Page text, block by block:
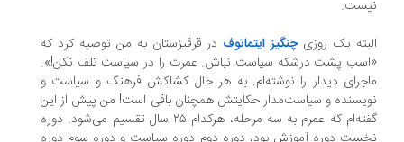
یک روزیچنگیز ایتماتوفدر قرقیزستان به من توصیه کرد که
پشت درشکه سیاست نباش. عمرت را در سیاست تلف نکن!‌».
دیدار را نوشته‌ام. به هر حال کشاکش فرهنگ و سیاست و
و سیاست‌مدار حکایتش همچنان باقی است! من پیش از این
گفته‌ام که عمرم به سه مرحله، هر‌کدام ۲۵ سال تقسیم می‌شود. دوره